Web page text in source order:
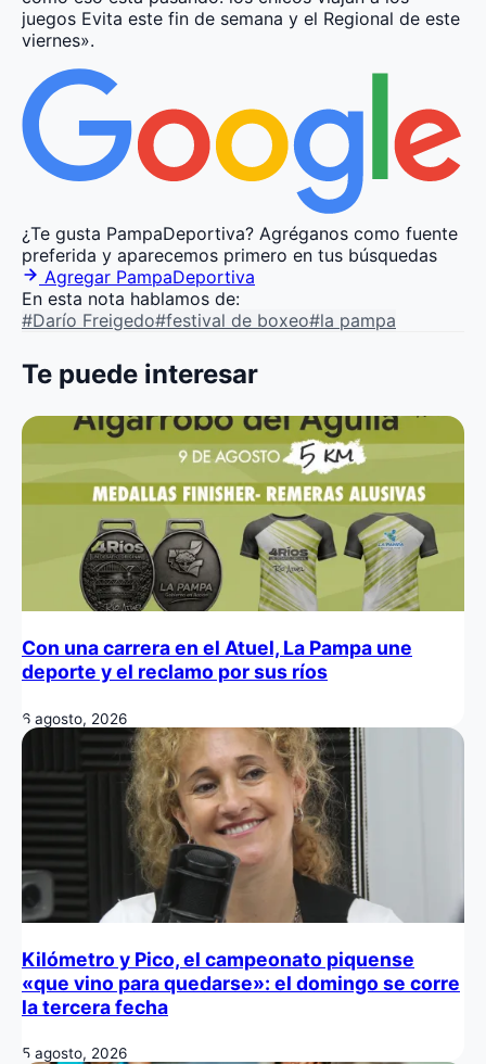
juegos Evita este fin de semana y el Regional de este
viernes».
¿Te gusta PampaDeportiva? Agréganos como fuente
preferida y aparecemos primero en tus búsquedas
Agregar PampaDeportiva
En esta nota hablamos de:
#Darío Freigedo#festival de boxeo#la pampa
Te puede interesar
Con una carrera en el Atuel, La Pampa une
deporte y el reclamo por sus ríos
6 agosto, 2026
Kilómetro y Pico, el campeonato piquense
«que vino para quedarse»: el domingo se corre
la tercera fecha
5 agosto, 2026